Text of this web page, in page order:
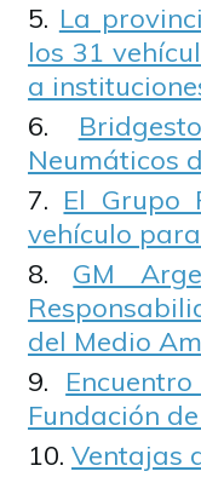
La
los 31
a
Neumáticos
El Grupo
vehículo
GM
del Medio
Fundación
Ventajas